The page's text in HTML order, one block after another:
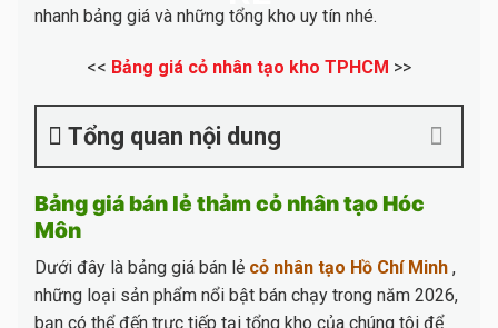
nhanh bảng giá và những tổng kho uy tín nhé.
<< Bảng giá cỏ nhân tạo kho TPHCM >>
Tổng quan nội dung
Bảng giá bán lẻ thảm cỏ nhân tạo Hóc
Môn
Dưới đây là bảng giá bán lẻ cỏ nhân tạo Hồ Chí Minh ,
những loại sản phẩm nổi bật bán chạy trong năm 2026,
bạn có thể đến trực tiếp tại tổng kho của chúng tôi để